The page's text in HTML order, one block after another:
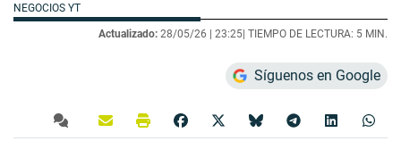
NEGOCIOS YT
Actualizado: 28/05/26 | 23:25| TIEMPO DE LECTURA: 5 MIN.
Síguenos en Google